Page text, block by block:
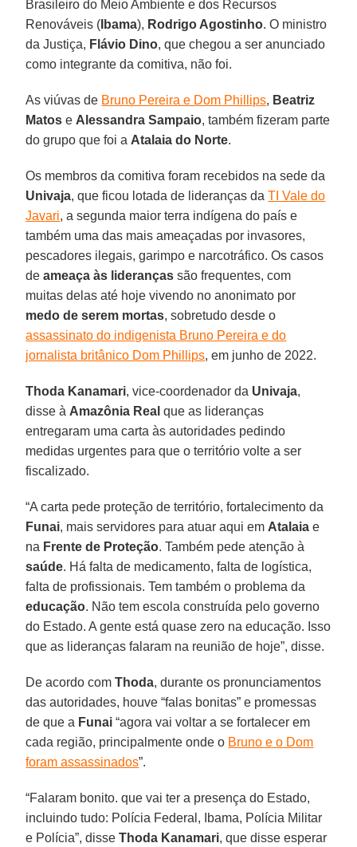
Brasileiro do Meio Ambiente e dos Recursos
Renováveis ( Ibama), Rodrigo Agostinho. O ministro
da Justiça, Flávio Dino, que chegou a ser anunciado
como integrante da comitiva, não foi.
As viúvas de Bruno Pereira e Dom Phillips, Beatriz
Matos e Alessandra Sampaio, também fizeram parte
do grupo que foi a Atalaia do Norte.
Os membros da comitiva foram recebidos na sede da
Univaja, que ficou lotada de lideranças daTI Vale do
Javari, a segunda maior terra indígena do país e
também uma das mais ameaçadas por invasores,
pescadores ilegais, garimpo e narcotráfico. Os casos
deameaça às lideranças são frequentes, com
muitas delas até hoje vivendo no anonimato por
medo de serem mortas, sobretudo desde o
assassinato do indigenista Bruno Pereira e do
jornalista britânico Dom Phillips, em junho de 2022.
Thoda Kanamari, vice-coordenador da Univaja,
disse à Amazônia Real que as lideranças
entregaram uma carta às autoridades pedindo
medidas urgentes para que o território volte a ser
fiscalizado.
“A carta pede proteção de território, fortalecimento da
Funai, mais servidores para atuar aqui em Atalaia e
na Frente de Proteção. Também pede atenção à
saúde. Há falta de medicamento, falta de logística,
falta de profissionais. Tem também o problema da
educação. Não tem escola construída pelo governo
do Estado. A gente está quase zero na educação. Isso
que as lideranças falaram na reunião de hoje”, disse.
De acordo comThoda, durante os pronunciamentos
das autoridades, houve “falas bonitas” e promessas
de que a Funai “agora vai voltar a se fortalecer em
cada região, principalmente onde o Bruno e o Dom
foram assassinados”.
“Falaram bonito. que vai ter a presença do Estado,
incluindo tudo: Polícia Federal, Ibama, Polícia Militar
e Polícia”, disseThoda Kanamari, que disse esperar